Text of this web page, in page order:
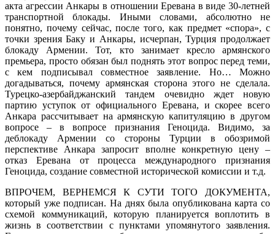
акта агрессии Анкары в отношении Еревана в виде 30-летней
транспортной блокады. Иными словами, абсолютно не
понятно, почему сейчас, после того, как предмет «спора», с
точки зрения Баку и Анкары, исчерпан, Турция продолжает
блокаду Армении. Тот, кто занимает кресло армянского
премьера, просто обязан был поднять этот вопрос перед теми,
с кем подписывал совместное заявление. Но… Можно
догадываться, почему армянская сторона этого не сделала.
Турецко-азербайджанский тандем очевидно ждет новую
партию уступок от официального Еревана, и скорее всего
Анкара рассчитывает на армянскую капитуляцию в другом
вопросе – в вопросе признания Геноцида. Видимо, за
деблокаду Армении со стороны Турции в обозримой
перспективе Анкара запросит вполне конкретную цену –
отказ Еревана от процесса международного признания
Геноцида, создание совместной исторической комиссии и т.д.
ВПРОЧЕМ, ВЕРНЕМСЯ К СУТИ ТОГО ДОКУМЕНТА,
который уже подписан. На днях была опубликована карта со
схемой коммуникаций, которую планируется воплотить в
жизнь в соответствии с пунктами упомянутого заявления.